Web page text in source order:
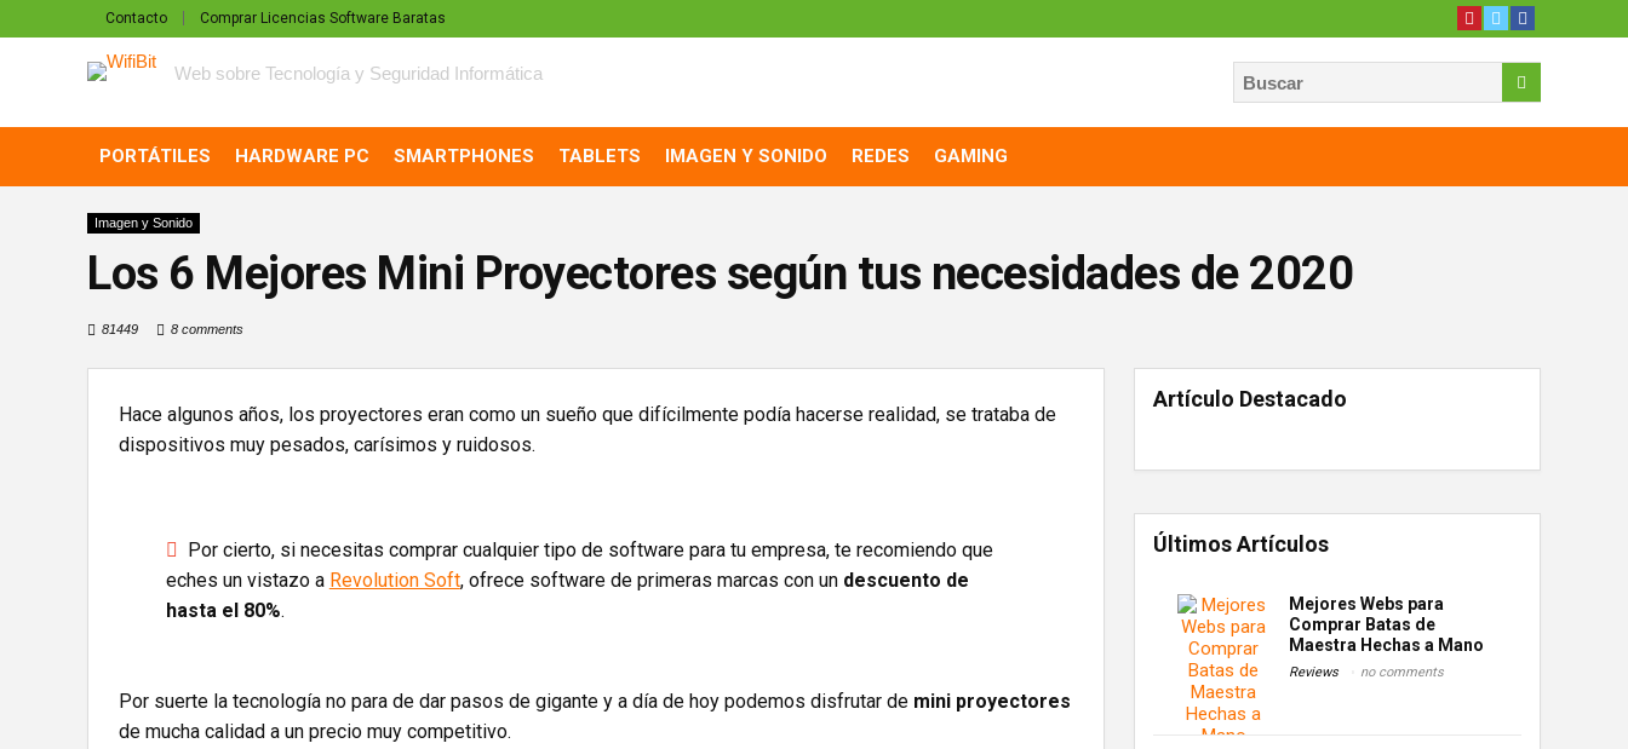
Contacto Comprar Licencias Software Baratas
Web sobre Tecnología y Seguridad Informática
PORTÁTILES HARDWARE PC SMARTPHONES TABLETS IMAGEN Y SONIDO REDES GAMING
Imagen y Sonido
Los 6 Mejores Mini Proyectores según tus necesidades de 2020
81449 8 comments
Hace algunos años, los proyectores eran como un sueño que difícilmente podía hacerse realidad, se trataba de
dispositivos muy pesados, carísimos y ruidosos.
Por cierto, si necesitas comprar cualquier tipo de software para tu empresa, te recomiendo que
eches un vistazo a Revolution Soft, ofrece software de primeras marcas con un descuento de
hasta el 80%.
Por suerte la tecnología no para de dar pasos de gigante y a día de hoy podemos disfrutar de mini proyectores
de mucha calidad a un precio muy competitivo.
Artículo Destacado
Últimos Artículos
Mejores Webs para
Comprar Batas de
Maestra Hechas a Mano
Reviews no comments